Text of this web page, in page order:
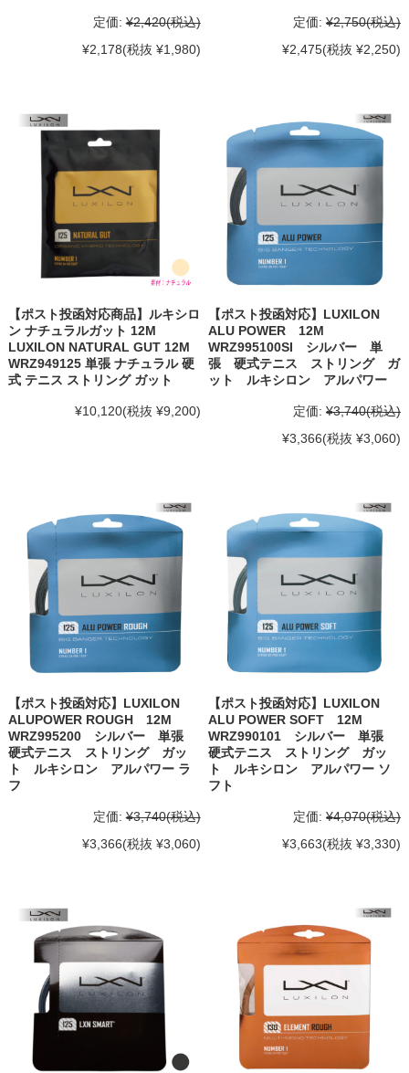
定価: ¥2,420(税込)
¥2,178(税抜 ¥1,980)
定価: ¥2,750(税込)
¥2,475(税抜 ¥2,250)
【ポスト投函対応商品】ルキシロ
ン ナチュラルガット 12M
LUXILON NATURAL GUT 12M
WRZ949125 単張 ナチュラル 硬
式 テニス ストリング ガット
¥10,120(税抜 ¥9,200)
【ポスト投函対応】LUXILON
ALU POWER 12M
WRZ995100SI シルバー 単
張 硬式テニス ストリング ガ
ット ルキシロン アルパワー
定価: ¥3,740(税込)
¥3,366(税抜 ¥3,060)
【ポスト投函対応】LUXILON
ALUPOWER ROUGH 12M
WRZ995200 シルバー 単張
硬式テニス ストリング ガッ
ト ルキシロン アルパワー ラ
フ
定価: ¥3,740(税込)
¥3,366(税抜 ¥3,060)
【ポスト投函対応】LUXILON
ALU POWER SOFT 12M
WRZ990101 シルバー 単張
硬式テニス ストリング ガッ
ト ルキシロン アルパワー ソ
フト
定価: ¥4,070(税込)
¥3,663(税抜 ¥3,330)